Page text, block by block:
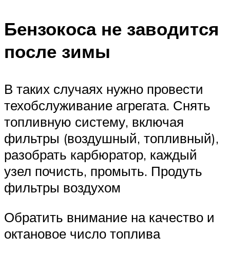
Бензокоса не заводится
после зимы
В таких случаях нужно провести
техобслуживание агрегата. Снять
топливную систему, включая
фильтры (воздушный, топливный),
разобрать карбюратор, каждый
узел почисть, промыть. Продуть
фильтры воздухом
Обратить внимание на качество и
октановое число топлива